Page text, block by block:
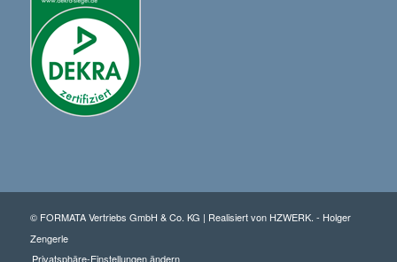
© FORMATA Vertriebs GmbH & Co. KG | Realisiert von HZWERK. - Holger
Zengerle
Privatsphäre-Einstellungen ändern